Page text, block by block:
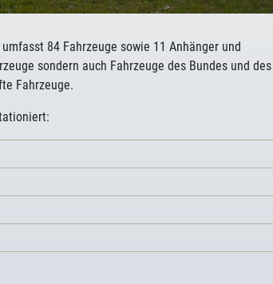
84 Fahrzeuge sowie 11 Anhänger und
sondern auch Fahrzeuge des Bundes und des
Fahrzeuge.